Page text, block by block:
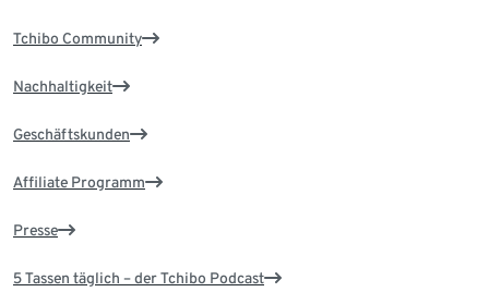
Tchibo Community
Nachhaltigkeit
Geschäftskunden
Affiliate Programm
Presse
5 Tassen täglich – der Tchibo Podcast